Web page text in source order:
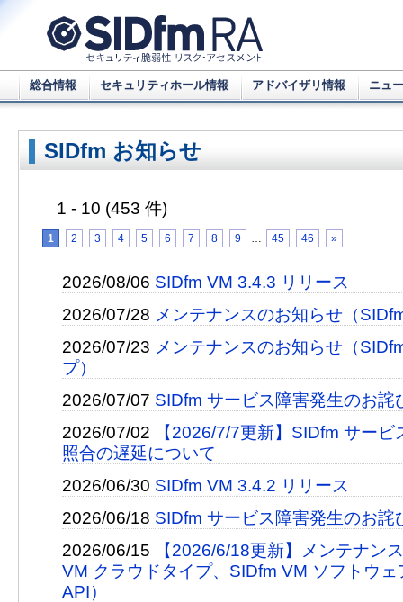
総合情報 セキュリティホール情報 アドバイザリ情報 ニュ
SIDfm お知らせ
1 - 10 (453 件)
1 2 3 4 5 6 7 8 9 … 45 46 »
2026/08/06 SIDfm VM 3.4.3 リリース
2026/07/28 メンテナンスのお知らせ（
2026/07/23 メンテナンスのお知らせ（
プ）
2026/07/07 SIDfm サービス障害発生のお詫
2026/07/02
【2026/7/7更新】SIDfm サー
照合の遅延について
2026/06/30 SIDfm VM 3.4.2 リリース
2026/06/18 SIDfm サービス障害発生のお詫
2026/06/15
【2026/6/18更新】メンテナン
VM クラウドタイプ、SIDfm VM ソフトウ
API）